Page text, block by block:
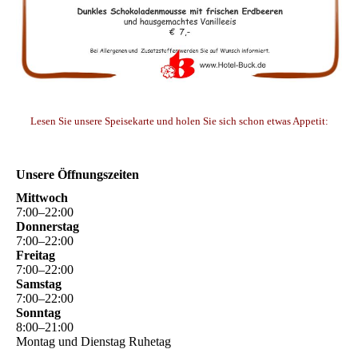
Lesen Sie unsere Speisekarte und holen Sie sich schon etwas Appetit:
Unsere Öffnungszeiten
Mittwoch
7:00–22:00
Donnerstag
7:00–22:00
Freitag
7:00–22:00
Samstag
7:00–22:00
Sonntag
8:00–21 :00
Montag und Dienstag Ruhetag